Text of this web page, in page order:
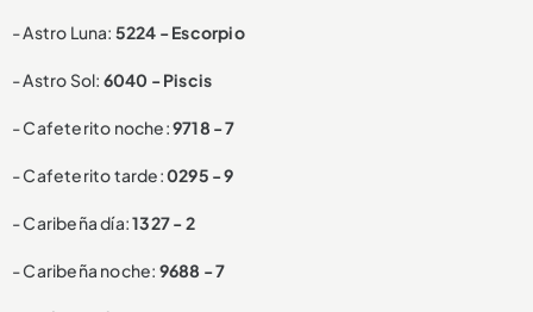
- Astro Luna: 5224 - Escorpio
- Astro Sol: 6040 - Piscis
- Cafeterito noche:9718 - 7
- Cafeterito tarde:0295 - 9
- Caribeña día:1327 - 2
- Caribeña noche: 9688 - 7